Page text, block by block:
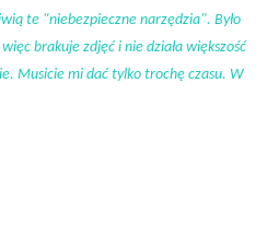
te "niebezpieczne narzędzia". Było
brakuje zdjęć i nie działa większość
Musicie mi dać tylko trochę czasu. W